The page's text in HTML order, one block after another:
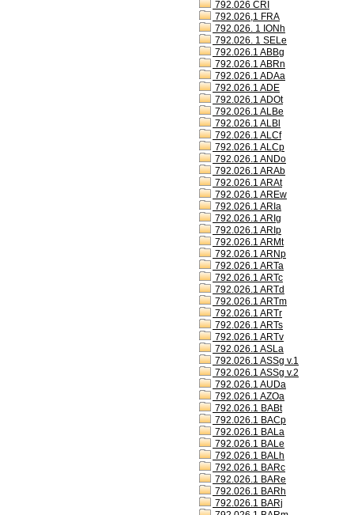
792.026 CRI
792.026,1 FRA
792.026. 1 IONh
792.026. 1 SELe
792.026.1 ABBg
792.026.1 ABRn
792.026.1 ADAa
792.026.1 ADE
792.026.1 ADOt
792.026.1 ALBe
792.026.1 ALBl
792.026.1 ALCf
792.026.1 ALCp
792.026.1 ANDo
792.026.1 ARAb
792.026.1 ARAt
792.026.1 AREw
792.026.1 ARIa
792.026.1 ARIg
792.026.1 ARIp
792.026.1 ARMt
792.026.1 ARNp
792.026.1 ARTa
792.026.1 ARTc
792.026.1 ARTd
792.026.1 ARTm
792.026.1 ARTr
792.026.1 ARTs
792.026.1 ARTv
792.026.1 ASLa
792.026.1 ASSg v.1
792.026.1 ASSg v.2
792.026.1 AUDa
792.026.1 AZOa
792.026.1 BABt
792.026.1 BACp
792.026.1 BALa
792.026.1 BALe
792.026.1 BALh
792.026.1 BARc
792.026.1 BARe
792.026.1 BARh
792.026.1 BARj